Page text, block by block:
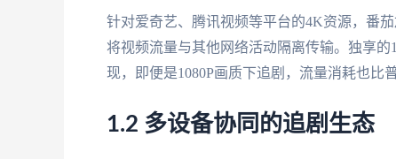
针对爱奇艺、腾讯视频等平台的4K资源，番
将视频流量与其他网络活动隔离传输。独享
现，即便是1080P画质下追剧，流量消耗也比
1.2 多设备协同的追剧生态